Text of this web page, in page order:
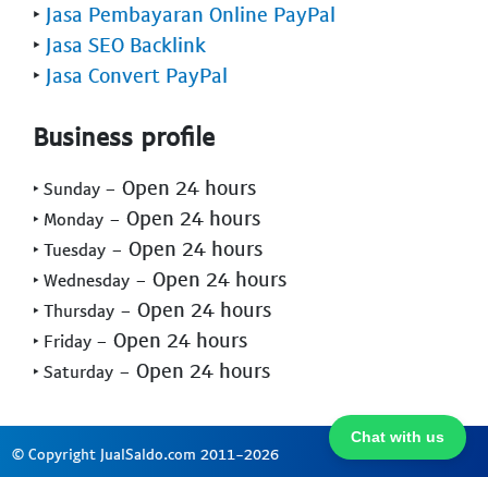
Chat with us
‣ Jasa Pembayaran Online PayPal
‣ Jasa SEO Backlink
‣ Jasa Convert PayPal
Business profile
‣ Sunday - Open 24 hours
‣ Monday - Open 24 hours
‣ Tuesday - Open 24 hours
‣ Wednesday - Open 24 hours
‣ Thursday - Open 24 hours
‣ Friday - Open 24 hours
‣ Saturday - Open 24 hours
© Copyright JualSaldo.com 2011-2026